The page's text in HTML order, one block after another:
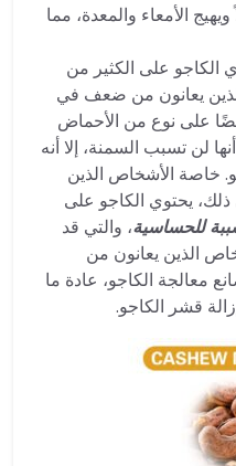
الأمعاء والمعدة، مما
الكاجو على الكثير من
يعانون من ضعف في
على نوع من الأحماض
لن تسبب السمنة، إلا أنه
خاصة الأشخاص الذين
ذلك، يحتوي الكاجو على
للحساسية، والتي قد
الذين يعانون من
معالجة الكاجو، عادة ما
قشر الكاجو.